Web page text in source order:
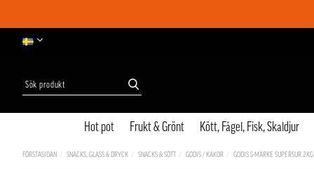
Hot pot Frukt & Grönt Kött, Fågel, Fisk, Skaldjur
FÖRSTASIDAN SNACKS, GLASS & DRYCK SNACKS & SÖTT GODIS / KAKOR GODIS S-MÄRKE SUPERSUR 2KG